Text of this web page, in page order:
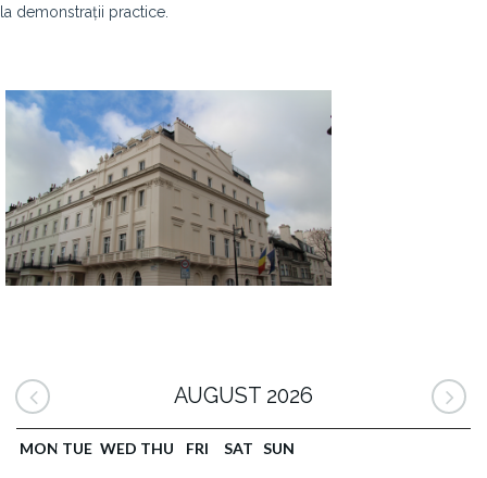
la demonstrații practice.
AUGUST 2026
MON TUE WED THU FRI SAT SUN